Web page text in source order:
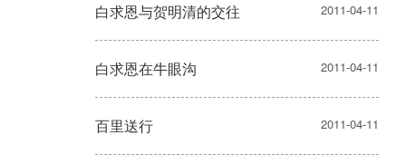
白求恩与贺明清的交往 2011-04-11
白求恩在牛眼沟 2011-04-11
百里送行 2011-04-11